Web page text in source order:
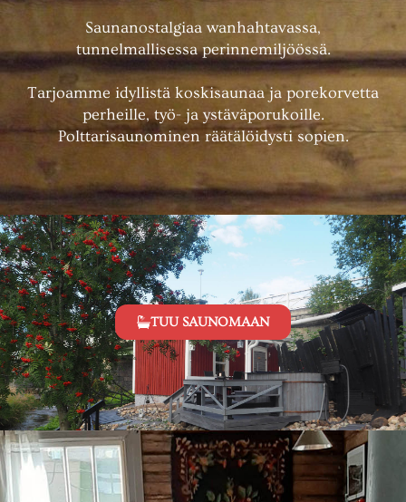
TUU SAUNOMAAN
Saunanostalgiaa wanhahtavassa,
tunnelmallisessa perinnemiljöössä.
Tarjoamme idyllistä koskisaunaa ja porekorvetta
perheille, työ- ja ystäväporukoille.
Polttarisaunominen räätälöidysti sopien.